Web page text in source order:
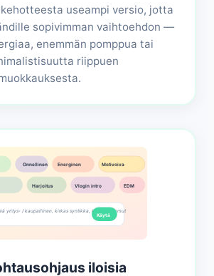
useampi versio, jotta
sopivimman vaihtoehdon —
enemmän pomppua tai
riippuen
Onnellinen Energinen Motivoiva
Harjoitus Vlogin intro EDM
yritys- / kaupallinen, kirkas syntikka, kevyet rummut
Käytä
iloisia